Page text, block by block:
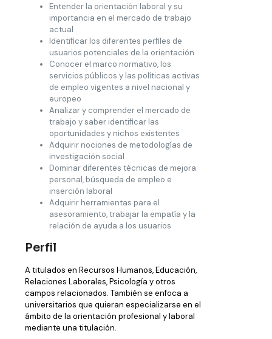
Entender la orientación laboral y su
importancia en el mercado de trabajo
actual
Identificar los diferentes perfiles de
usuarios potenciales de la orientación
Conocer el marco normativo, los
servicios públicos y las políticas activas
de empleo vigentes a nivel nacional y
europeo
Analizar y comprender el mercado de
trabajo y saber identificar las
oportunidades y nichos existentes
Adquirir nociones de metodologías de
investigación social
Dominar diferentes técnicas de mejora
personal, búsqueda de empleo e
inserción laboral
Adquirir herramientas para el
asesoramiento, trabajar la empatía y la
relación de ayuda a los usuarios
Perfil
A titulados en Recursos Humanos, Educación,
Relaciones Laborales, Psicología y otros
campos relacionados. También se enfoca a
universitarios que quieran especializarse en el
ámbito de la orientación profesional y laboral
mediante una titulación.